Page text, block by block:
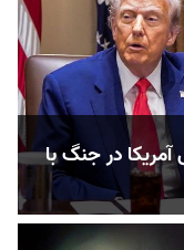
در جنگ با